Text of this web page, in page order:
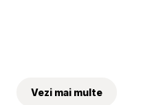
Vezi mai multe